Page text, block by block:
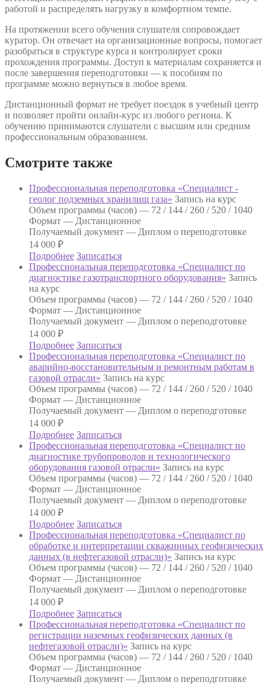
работой и распределять нагрузку в комфортном темпе.
На протяжении всего обучения слушателя сопровождает
куратор. Он отвечает на организационные вопросы, помогает
разобраться в структуре курса и контролирует сроки
прохождения программы. Доступ к материалам сохраняется и
после завершения переподготовки — к пособиям по
программе можно вернуться в любое время.
Дистанционный формат не требует поездок в учебный центр
и позволяет пройти онлайн-курс из любого региона. К
обучению принимаются слушатели с высшим или средним
профессиональным образованием.
Смотрите также
Профессиональная переподготовка «Специалист -
геолог подземных хранилищ газа» Запись на курс
Объем программы (часов) — 72 / 144 / 260 / 520 / 1040
Формат — Дистанционное
Получаемый документ — Диплом о переподготовке
14 000 ₽
Подробнее Записаться
Профессиональная переподготовка «Специалист по
диагностике газотранспортного оборудования» Запись
на курс
Объем программы (часов) — 72 / 144 / 260 / 520 / 1040
Формат — Дистанционное
Получаемый документ — Диплом о переподготовке
14 000 ₽
Подробнее Записаться
Профессиональная переподготовка «Специалист по
аварийно-восстановительным и ремонтным работам в
газовой отрасли» Запись на курс
Объем программы (часов) — 72 / 144 / 260 / 520 / 1040
Формат — Дистанционное
Получаемый документ — Диплом о переподготовке
14 000 ₽
Подробнее Записаться
Профессиональная переподготовка «Специалист по
диагностике трубопроводов и технологического
оборудования газовой отрасли» Запись на курс
Объем программы (часов) — 72 / 144 / 260 / 520 / 1040
Формат — Дистанционное
Получаемый документ — Диплом о переподготовке
14 000 ₽
Подробнее Записаться
Профессиональная переподготовка «Специалист по
обработке и интерпретации скважинных геофизических
данных (в нефтегазовой отрасли)» Запись на курс
Объем программы (часов) — 72 / 144 / 260 / 520 / 1040
Формат — Дистанционное
Получаемый документ — Диплом о переподготовке
14 000 ₽
Подробнее Записаться
Профессиональная переподготовка «Специалист по
регистрации наземных геофизических данных (в
нефтегазовой отрасли)» Запись на курс
Объем программы (часов) — 72 / 144 / 260 / 520 / 1040
Формат — Дистанционное
Получаемый документ — Диплом о переподготовке